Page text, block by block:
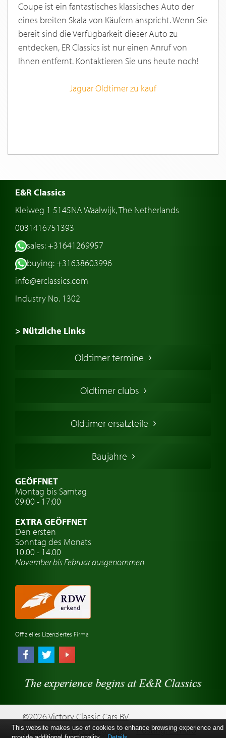
Coupe ist ein fantastisches klassisches Auto der
eines breiten Skala von Käufern anspricht. Wenn Sie
bereit sind die Verfügbarkeit dieser Auto zu
entdecken, ER Classics ist nur einen Anruf von
Ihnen entfernt. Kontaktieren Sie uns heute noch!
Jaguar Oldtimer zu kauf
E&R Classics
Kleiweg 1 5145NA Waalwijk, The Netherlands
0031416751393
sales: +31641269957
buying: +31638603996
info@erclassics.com
Industry No. 1302
> Nützliche Links
Oldtimers in Europa
Englische Oldtimer
Deutsche Oldtimer
Schwedische Oldtimer
Oldtimer mit h-kennzeichen
Auto Oldtimer Markt
Oldtimer-Versicherung
Oldtimer-Clubs
Oldtimer-Reisen
Automarken uhren
Oldtimer termine
Oldtimer clubs
Oldtimer ersatzteile
Baujahre
GEÖFFNET
Montag bis Samtag
09:00 - 17:00
EXTRA GEÖFFNET
Den ersten
Sonntag des Monats
10.00 - 14.00
November bis Februar ausgenommen
Offizielles Lizenziertes Firma
©2026 Victory Classic Cars BV
Development: Pc Langstraat
Hosting: Esmero
This website makes use of cookies to enhance browsing experience and